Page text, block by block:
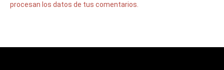
procesan los datos de tus comentarios.